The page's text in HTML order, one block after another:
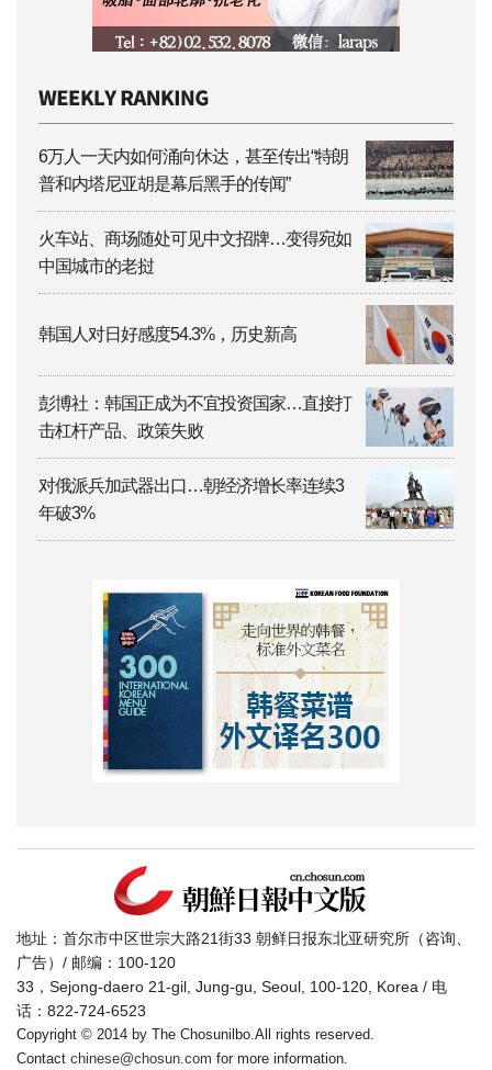
6万人一天内如何涌向休达，甚至传出“特朗
普和内塔尼亚胡是幕后黑手的传闻”
火车站、商场随处可见中文招牌…变得宛如
中国城市的老挝
韩国人对日好感度54.3%，历史新高
彭博社：韩国正成为不宜投资国家…直接打
击杠杆产品、政策失败
对俄派兵加武器出口…朝经济增长率连续3
年破3%
地址：首尔市中区世宗大路21街33 朝鲜日报东北亚研究所（咨询、
广告）/ 邮编：100-120
33，Sejong-daero 21-gil, Jung-gu, Seoul, 100-120, Korea / 电
话：822-724-6523
Copyright © 2014 by The Chosunilbo.All rights reserved.
Contact chinese@chosun.com for more information.